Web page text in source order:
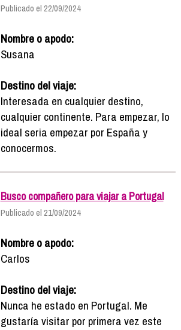
Publicado el 22/09/2024
Nombre o apodo:
Susana
Destino del viaje:
Interesada en cualquier destino,
cualquier continente. Para empezar, lo
ideal seria empezar por España y
conocermos.
Busco compañero para viajar a Portugal
Publicado el 21/09/2024
Nombre o apodo:
Carlos
Destino del viaje:
Nunca he estado en Portugal. Me
gustaría visitar por primera vez este